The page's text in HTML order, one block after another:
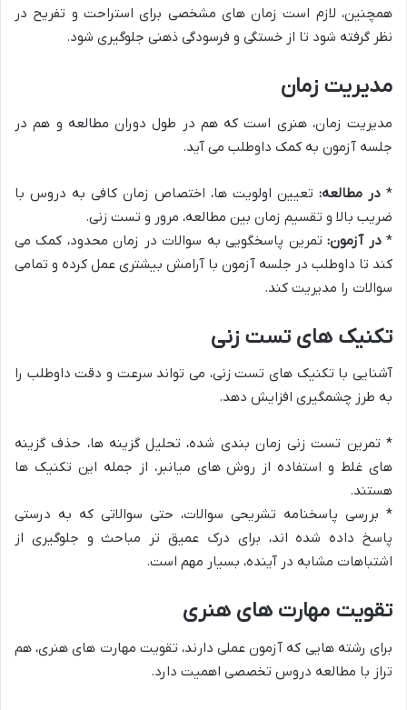
همچنین، لازم است زمان های مشخصی برای استراحت و تفریح در
نظر گرفته شود تا از خستگی و فرسودگی ذهنی جلوگیری شود.
مدیریت زمان
مدیریت زمان، هنری است که هم در طول دوران مطالعه و هم در
جلسه آزمون به کمک داوطلب می آید.
* در مطالعه: تعیین اولویت ها، اختصاص زمان کافی به دروس با
ضریب بالا و تقسیم زمان بین مطالعه، مرور و تست زنی.
*در آزمون:تمرین پاسخگویی به سوالات در زمان محدود، کمک می
کند تا داوطلب در جلسه آزمون با آرامش بیشتری عمل کرده و تمامی
سوالات را مدیریت کند.
تکنیک های تست زنی
آشنایی با تکنیک های تست زنی، می تواند سرعت و دقت داوطلب را
به طرز چشمگیری افزایش دهد.
* تمرین تست زنی زمان بندی شده، تحلیل گزینه ها، حذف گزینه
های غلط و استفاده از روش های میانبر، از جمله این تکنیک ها
هستند.
* بررسی پاسخنامه تشریحی سوالات، حتی سوالاتی که به درستی
پاسخ داده شده اند، برای درک عمیق تر مباحث و جلوگیری از
اشتباهات مشابه در آینده، بسیار مهم است.
تقویت مهارت های هنری
برای رشته هایی که آزمون عملی دارند، تقویت مهارت های هنری، هم
تراز با مطالعه دروس تخصصی اهمیت دارد.